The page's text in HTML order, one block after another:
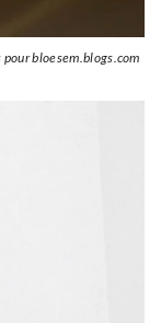
bloesem.blogs.com